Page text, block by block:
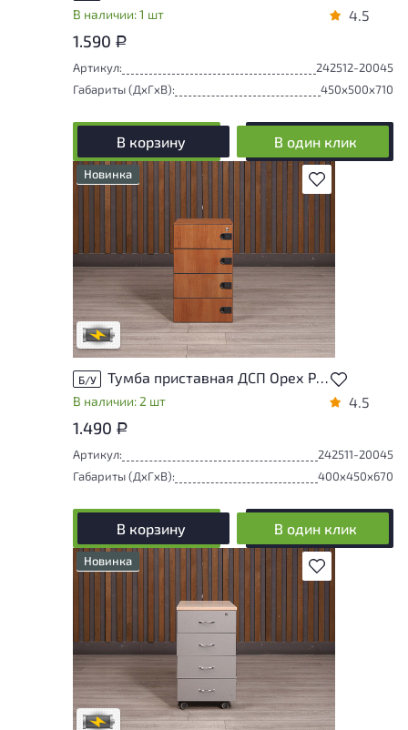
В наличии: 1 шт 4.5
1.590 Р
Артикул:
242512-20045
Габариты (ДxГxВ):
450x500x710
В корзину В один клик
В избранное
Новинка
Степень износа находится на стадии
проверки. Вы можете уточнить
дополнительную информацию у
сотрудников магазина
В обработке
Б/У Тумба приставная ДСП Орех Россия
В наличии: 2 шт 4.5
1.490 Р
Артикул:
242511-20045
Габариты (ДxГxВ):
400x450x670
В корзину В один клик
В избранное
Новинка
Степень износа находится на стадии
проверки. Вы можете уточнить
дополнительную информацию у
сотрудников магазина
В обработке